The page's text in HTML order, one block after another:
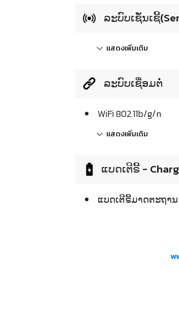
ລະບົບເຊັ່ນເຊີ້
แสดงเพิ่มเติม
ລະບົບເຊື່ອມຕໍ່
WiFi 802.11b/g/n
แสดงเพิ่มเติม
ແບດເຕີຣີ້ -
ແບດເຕີຣີ້ມາດຕະຖານ